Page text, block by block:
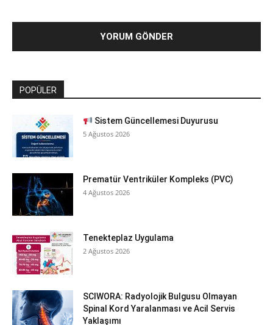
POPÜLER
Sistem Güncellemesi Duyurusu
5 Ağustos 2026
Prematür Ventriküler Kompleks (PVC)
4 Ağustos 2026
Tenekteplaz Uygulama
2 Ağustos 2026
SCIWORA: Radyolojik Bulgusu Olmayan
Spinal Kord Yaralanması ve Acil Servis
Yaklaşımı